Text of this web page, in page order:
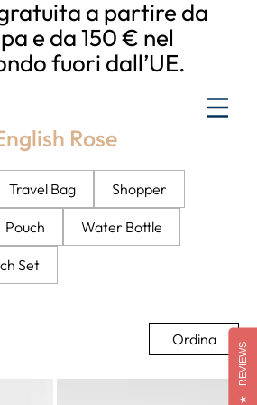
a partire da
e da 150 € nel
fuori dall’UE.
Rose
Travel Bag Shopper
Pouch Water Bottle
Set
Ordina
★
REVIEWS